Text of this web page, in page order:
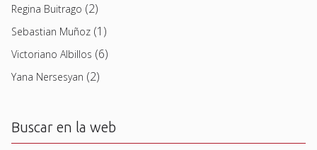
Regina Buitrago (2)
Sebastian Muñoz (1)
Victoriano Albillos (6)
Yana Nersesyan (2)
Buscar en la web